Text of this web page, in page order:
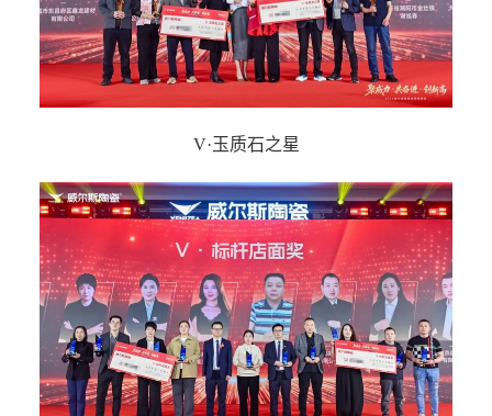
V·玉质石之星